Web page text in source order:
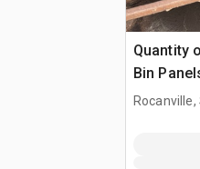
Quantity
Bin
grano
Rocanville,